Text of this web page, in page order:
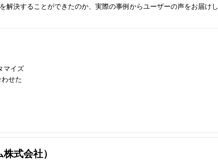
決することができたのか、実際の事例からユーザーの声をお届けし
マイズ
せた
式会社）